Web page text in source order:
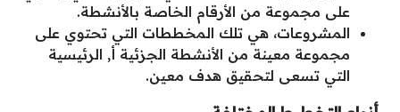
على مجموعة من الأرقام الخاصة بالأنشطة.
المشروعات، هي تلك المخططات التي تحتوي على
مجموعة معينة من الأنشطة الجزئية أ, الرئيسية
التي تسعى لتحقيق هدف معين.